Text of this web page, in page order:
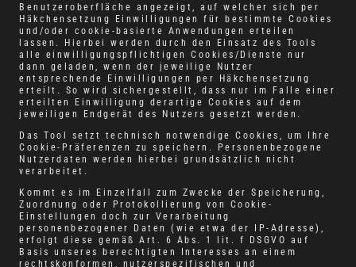
Benutzeroberfläche angezeigt, auf welcher sich per
Häkchensetzung Einwilligungen für bestimmte Cookies
und/oder cookie-basierte Anwendungen erteilen
lassen. Hierbei werden durch den Einsatz des Tools
alle einwilligungspflichtigen Cookies/Dienste nur
dann geladen, wenn der jeweilige Nutzer
entsprechende Einwilligungen per Häkchensetzung
erteilt. So wird sichergestellt, dass nur im Falle einer
erteilten Einwilligung derartige Cookies auf dem
jeweiligen Endgerät des Nutzers gesetzt werden.
Das Tool setzt technisch notwendige Cookies, um Ihre
Cookie-Präferenzen zu speichern. Personenbezogene
Nutzerdaten werden hierbei grundsätzlich nicht
verarbeitet.
Kommt es im Einzelfall zum Zwecke der Speicherung,
Zuordnung oder Protokollierung von Cookie-
Einstellungen doch zur Verarbeitung
personenbezogener Daten (wie etwa der IP-Adresse),
erfolgt diese gemäß Art. 6 Abs. 1 lit. f DSGVO auf
Basis unseres berechtigten Interesses an einem
rechtskonformen, nutzerspezifischen und